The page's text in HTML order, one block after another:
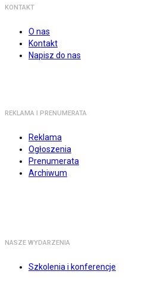
KONTAKT
O nas
Kontakt
Napisz do nas
REKLAMA I PRENUMERATA
Reklama
Ogłoszenia
Prenumerata
Archiwum
NASZE WYDARZENIA
Szkolenia i konferencje